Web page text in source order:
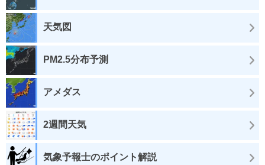
天気図
PM2.5分布予測
アメダス
2週間天気
気象予報士のポイント解説